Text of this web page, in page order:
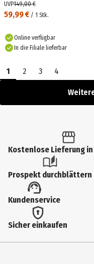
59,99 € / 1 Stk.
UVP149,00 €
Online verfügbar
In die Filiale lieferbar
1 2 3 4
Kostenlose Lieferung
Prospekt durchblättern
Kundenservice
Sicher einkaufen